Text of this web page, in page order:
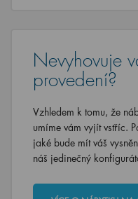
Nevyhovuje
provedení?
Vzhledem k tomu, že
umíme vám vyjít vstříc.
jaké bude mít váš
náš jedinečný